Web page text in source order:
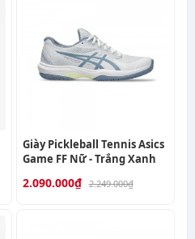
Giày Pickleball Tennis Asics
Game FF Nữ - Trắng Xanh
2.090.000₫ 2.249.000₫